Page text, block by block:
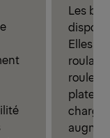
Les
Elles
rouler